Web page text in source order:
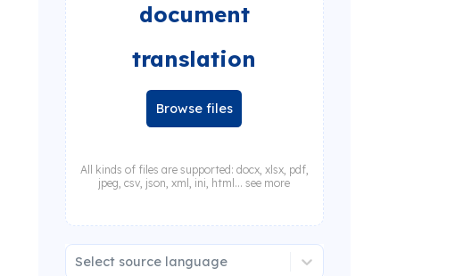
document
translation
Browse files
All kinds of files are supported: docx, xlsx, pdf,
jpeg, csv, json, xml, ini, html... see more
Select source language